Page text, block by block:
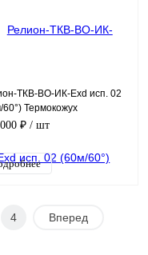
ТКВ-ВО-ИК-Exd исп. 02
Термокожух
с ИК
₽ / шт
4 Вперед